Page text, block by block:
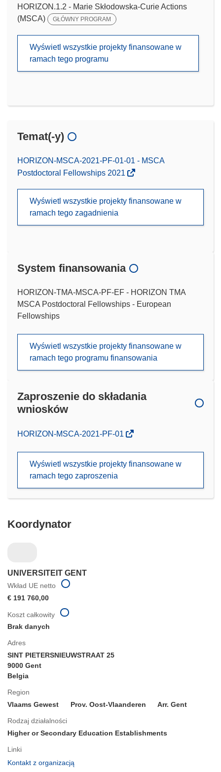
HORIZON.1.2 - Marie Skłodowska-Curie Actions
(MSCA)
GŁÓWNY PROGRAM
Wyświetl wszystkie projekty finansowane w
ramach tego programu
Temat(-y)
HORIZON-MSCA-2021-PF-01-01 - MSCA
Postdoctoral Fellowships 2021
Wyświetl wszystkie projekty finansowane w
ramach tego zagadnienia
System finansowania
HORIZON-TMA-MSCA-PF-EF - HORIZON TMA
MSCA Postdoctoral Fellowships - European
Fellowships
Wyświetl wszystkie projekty finansowane w
ramach tego programu finansowania
Zaproszenie do składania
wniosków
(odnośnik
nowym
HORIZON-MSCA-2021-PF-01
Wyświetl wszystkie projekty finansowane w
ramach tego zaproszenia
Koordynator
UNIVERSITEIT GENT
Wkład UE netto
€ 191 760,00
Adres
SINT PIETERSNIEUWSTRAAT 25
9000 Gent
Belgia
Region
Vlaams Gewest
Prov. Oost-Vlaanderen Arr. Gent
Rodzaj działalności
Higher or Secondary Education Establishments
Linki
Kontakt z organizacją
Koszt całkowity
Brak danych